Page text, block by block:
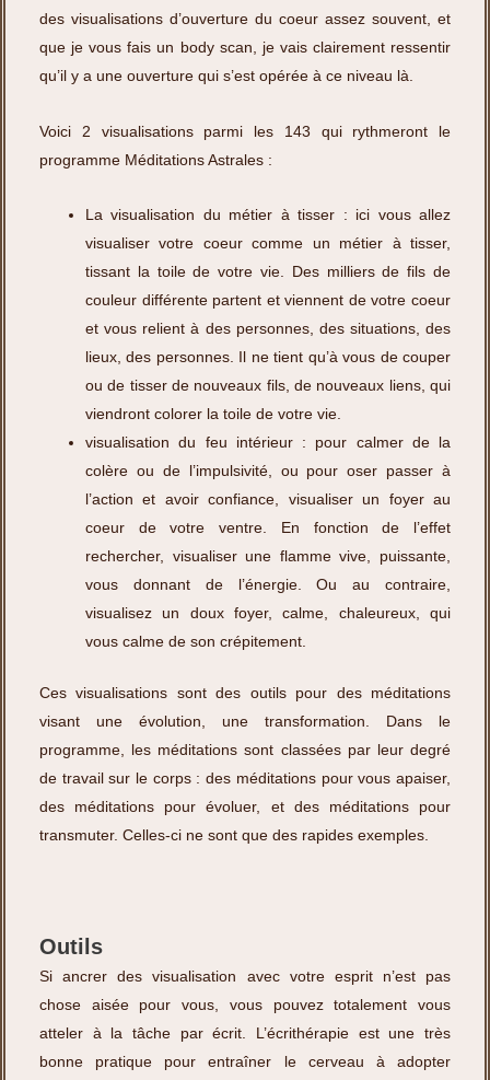
des visualisations d’ouverture du coeur assez souvent, et
que je vous fais un body scan, je vais clairement ressentir
qu’il y a une ouverture qui s’est opérée à ce niveau là.
Voici 2 visualisations parmi les 143 qui rythmeront le
programme Méditations Astrales :
La visualisation du métier à tisser : ici vous allez
visualiser votre coeur comme un métier à tisser,
tissant la toile de votre vie. Des milliers de fils de
couleur différente partent et viennent de votre coeur
et vous relient à des personnes, des situations, des
lieux, des personnes. Il ne tient qu’à vous de couper
ou de tisser de nouveaux fils, de nouveaux liens, qui
viendront colorer la toile de votre vie.
visualisation du feu intérieur : pour calmer de la
colère ou de l’impulsivité, ou pour oser passer à
l’action et avoir confiance, visualiser un foyer au
coeur de votre ventre. En fonction de l’effet
rechercher, visualiser une flamme vive, puissante,
vous donnant de l’énergie. Ou au contraire,
visualisez un doux foyer, calme, chaleureux, qui
vous calme de son crépitement.
Ces visualisations sont des outils pour des méditations
visant une évolution, une transformation. Dans le
programme, les méditations sont classées par leur degré
de travail sur le corps : des méditations pour vous apaiser,
des méditations pour évoluer, et des méditations pour
transmuter. Celles-ci ne sont que des rapides exemples.
Outils
Si ancrer des visualisation avec votre esprit n’est pas
chose aisée pour vous, vous pouvez totalement vous
atteler à la tâche par écrit. L’écrithérapie est une très
bonne pratique pour entraîner le cerveau à adopter